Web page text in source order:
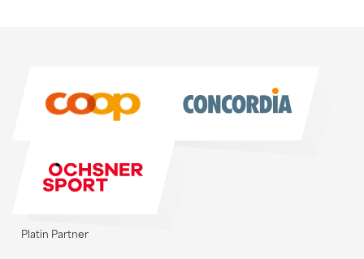
Platin Partner